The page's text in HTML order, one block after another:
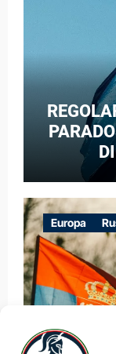
Europa